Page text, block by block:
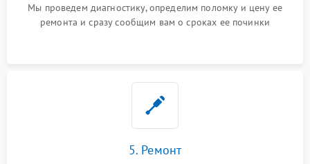
Мы проведем диагностику, определим поломку и цену ее
ремонта и сразу сообщим вам о сроках ее починки
5. Ремонт